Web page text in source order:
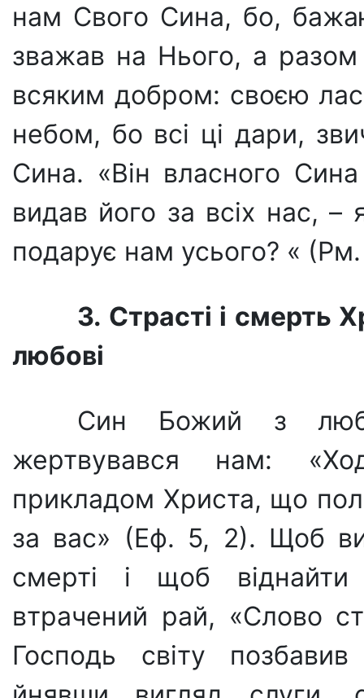
нам Свого Сина, бо,
зважав на Нього, а
всяким добром: своєю
небом, бо всі ці дари,
Сина. «Він власного
видав його за всіх нас,
подарує нам усього? «
3. Страсті і смерть
любові
Син Божий з
жертвувався нам:
прикладом Христа, що
за вас» (Еф. 5, 2). Щоб
смерті і щоб
втрачений рай, «Сло­во
Господь світу